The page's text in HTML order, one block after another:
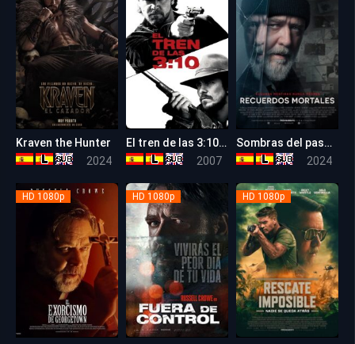
Kraven the Hunter
2024
El tren de las 3:10 (2007)
2007
Sombras del pasado
2024
HD 1080p HD 1080p HD 1080p